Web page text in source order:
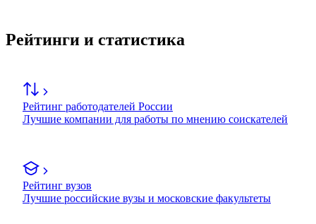
Рейтинги и статистика
Рейтинг работодателей России
Лучшие компании для работы по мнению соискателей
Рейтинг вузов
Лучшие российские вузы и московские факультеты